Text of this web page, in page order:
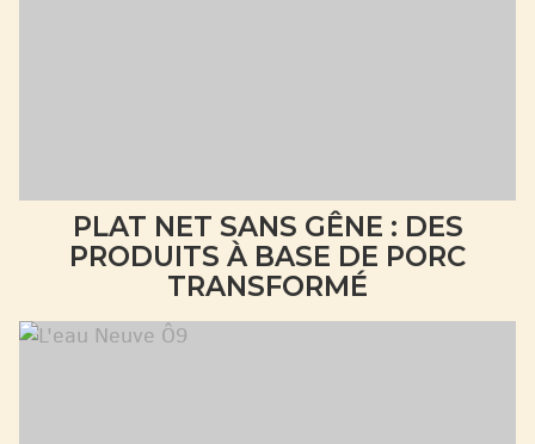
PLAT NET SANS GÊNE : DES
PRODUITS À BASE DE PORC
TRANSFORMÉ